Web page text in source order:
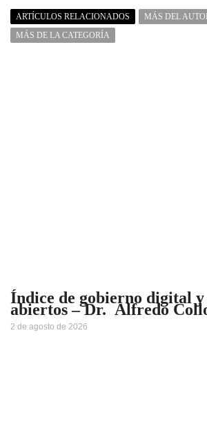
ARTÍCULOS RELACIONADOS
MÁS DEL
MÁS DE LA CATEGORÍA
Índice de gobierno digital y
abiertos – Dr. Alfredo
2 de agosto de 2026